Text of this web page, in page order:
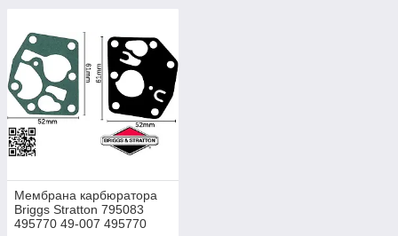
Мембрана карбюратора
Briggs Stratton 795083
495770 49-007 495770